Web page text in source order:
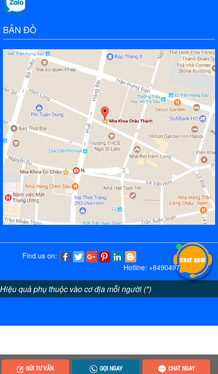
BẢN ĐỒ
Find us on:
Hotline: +84904973236
Hiệu quả phụ thuộc vào cơ địa mỗi người (*)
GỬI TƯ VẤN GỌI NGAY CHAT NGAY